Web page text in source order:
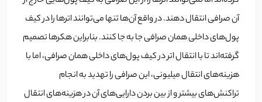
آن صرافی انتقال دهند. در واقع آن‌ها تنها می‌توانند اترها را در کیف
پول‌های داخلی همان صرافی جا به جا کنند. بنابراین هکرها تصمیم
گرفته‌اند تا با انتقال اتر در کیف پول‌های داخلی همان صرافی، اما با
هزینه‌های انتقال میلیونی، این صرافی را تهدید به انجام
تراکنش‌های بیشتر و از بین بردن دارایی‌های آن در هزینه‌های انتقال